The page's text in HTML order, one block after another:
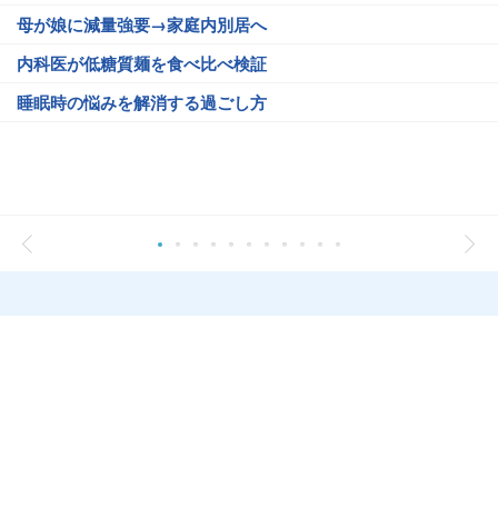
母が娘に減量強要→家庭内別居へ
内科医が低糖質麺を食べ比べ検証
睡眠時の悩みを解消する過ごし方